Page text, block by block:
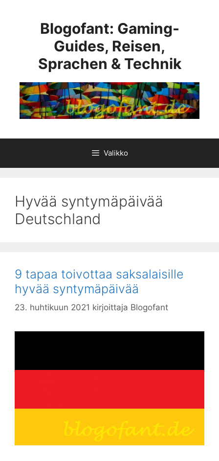
Blogofant: Gaming-
Guides, Reisen,
Sprachen & Technik
Valikko
Hyvää syntymäpäivää
Deutschland
9 tapaa toivottaa saksalaisille
hyvää syntymäpäivää
23. huhtikuun 2021 kirjoittaja Blogofant